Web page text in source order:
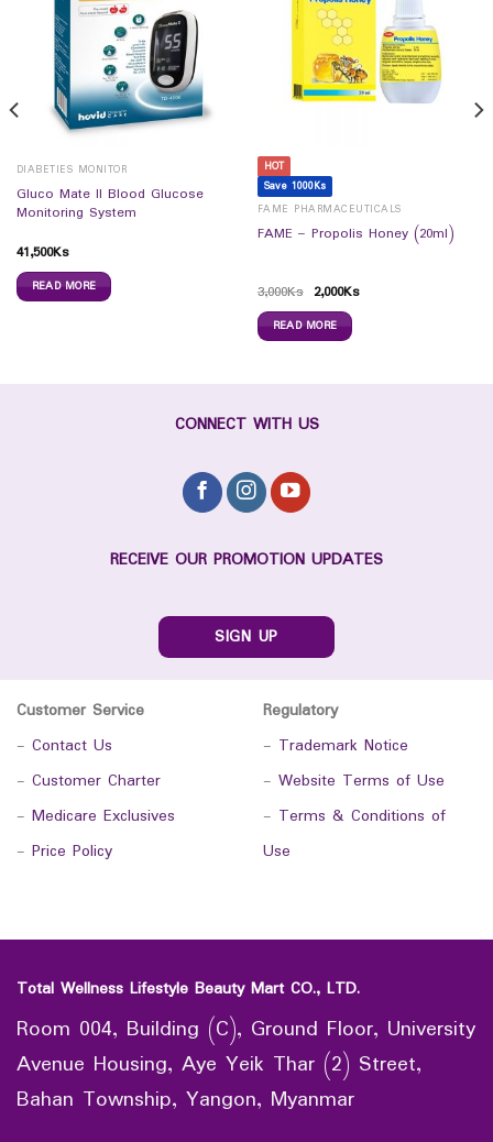
DIABETIES MONITOR
Gluco Mate II Blood Glucose
Monitoring System
41,500Ks
READ MORE
HOT
Save 1000Ks
FAME PHARMACEUTICALS
FAME – Propolis Honey (20ml)
3,000Ks 2,000Ks
READ MORE
CONNECT WITH US
RECEIVE OUR PROMOTION UPDATES
SIGN UP
Customer Service
- Contact Us
- Customer Charter
- Medicare Exclusives
- Price Policy
Regulatory
- Trademark Notice
- Website Terms of Use
- Terms & Conditions of
Use
Total Wellness Lifestyle Beauty Mart CO., LTD.
Room 004, Building (C), Ground Floor, University
Avenue Housing, Aye Yeik Thar (2) Street,
Bahan Township, Yangon, Myanmar